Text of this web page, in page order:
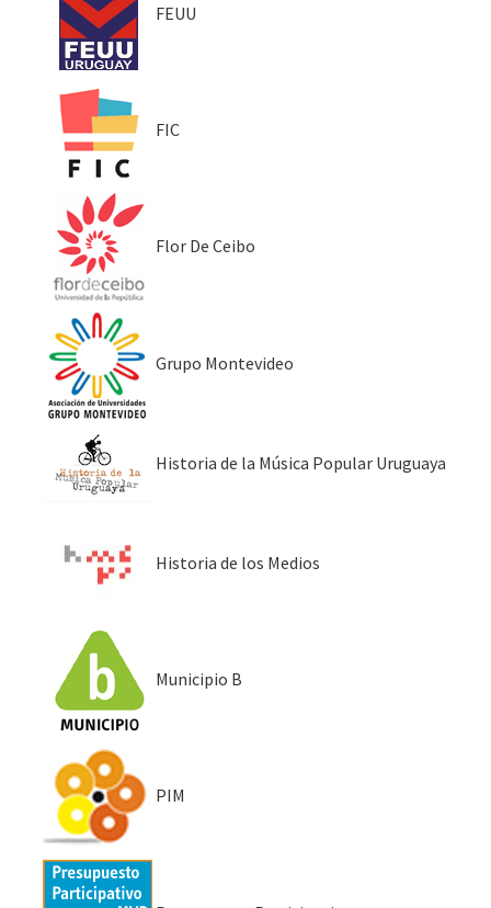
FEUU
FIC
Flor De Ceibo
Grupo Montevideo
Historia de la Música Popular Uruguaya
Historia de los Medios
Municipio B
PIM